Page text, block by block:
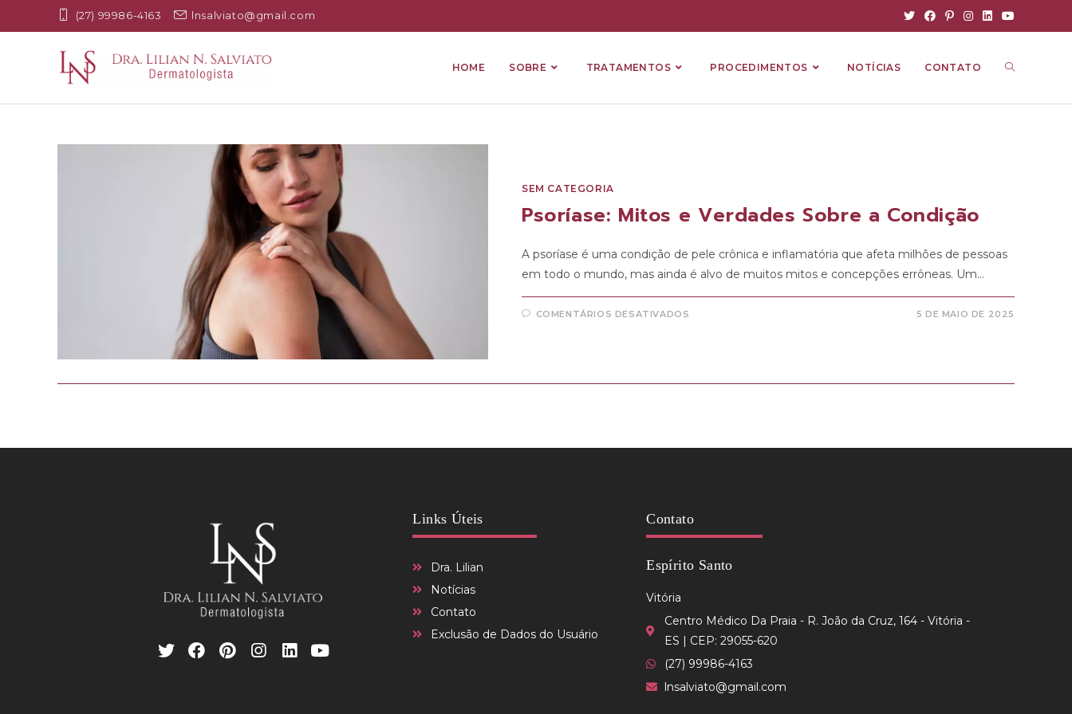
(27) 99986-4163 lnsalviato@gmail.com
HOME SOBRE TRATAMENTOS PROCEDIMENTOS NOTÍCIAS CONTATO
SEM CATEGORIA
Psoríase: Mitos e Verdades Sobre a Condição
A psoríase é uma condição de pele crônica e inflamatória que afeta milhões de pessoas
em todo o mundo, mas ainda é alvo de muitos mitos e concepções errôneas. Um…
COMENTÁRIOS DESATIVADOS 5 DE MAIO DE 2025
Links Úteis
Dra. Lilian
Notícias
Contato
Exclusão de Dados do Usuário
Contato
Espírito Santo
Vitória
Centro Médico Da Praia - R. João da Cruz, 164 - Vitória -
ES | CEP: 29055-620
(27) 99986-4163
lnsalviato@gmail.com